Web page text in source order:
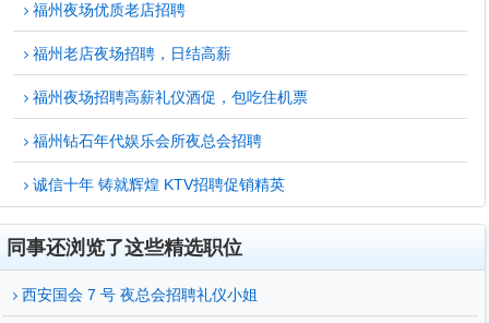
福州夜场优质老店招聘
福州老店夜场招聘，日结高薪
福州夜场招聘高薪礼仪酒促，包吃住机票
福州钻石年代娱乐会所夜总会招聘
诚信十年 铸就辉煌 KTV招聘促销精英
同事还浏览了这些精选职位
西安国会 7 号 夜总会招聘礼仪小姐